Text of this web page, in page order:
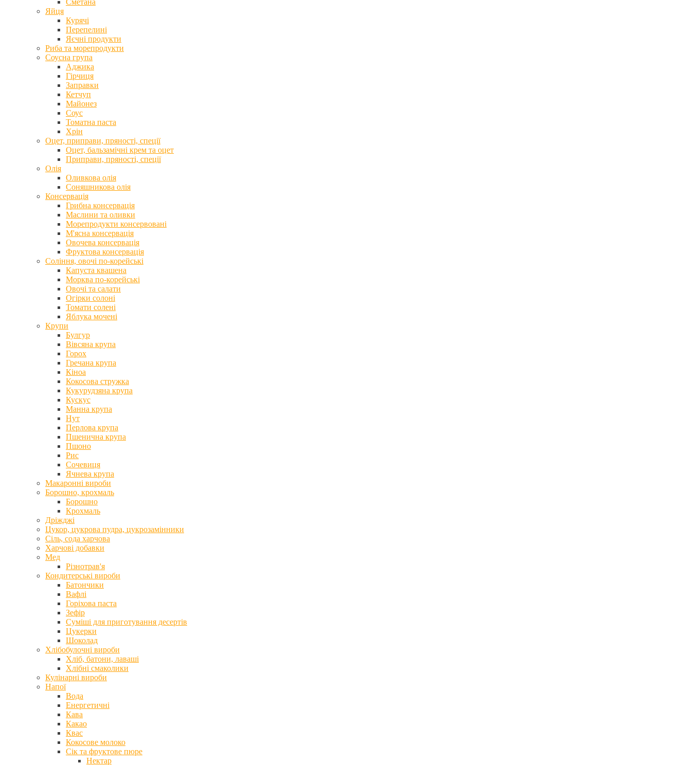
Сметана
Яйця
Курячі
Перепелині
Яєчні продукти
Риба та морепродукти
Соусна група
Аджика
Гірчиця
Заправки
Кетчуп
Майонез
Соус
Томатна паста
Хрін
Оцет, приправи, пряності, спеції
Оцет, бальзамічні крем та оцет
Приправи, пряності, спеції
Олія
Оливкова олія
Соняшникова олія
Консервація
Грибна консервація
Маслини та оливки
Морепродукти консервовані
М'ясна консервація
Овочева консервація
Фруктова консервація
Соління, овочі по-корейські
Капуста квашена
Морква по-корейські
Овочі та салати
Огірки солоні
Томати солені
Яблука мочені
Крупи
Булгур
Вівсяна крупа
Горох
Гречана крупа
Кіноа
Кокосова стружка
Кукурудзяна крупа
Кускус
Манна крупа
Нут
Перлова крупа
Пшенична крупа
Пшоно
Рис
Сочевиця
Ячнева крупа
Макаронні вироби
Борошно, крохмаль
Борошно
Крохмаль
Дріжджі
Цукор, цукрова пудра, цукрозамінники
Сіль, сода харчова
Харчові добавки
Мед
Різнотрав'я
Кондитерські вироби
Батончики
Вафлі
Горіхова паста
Зефір
Суміші для приготування десертів
Цукерки
Шоколад
Хлібобулочні вироби
Хліб, батони, лаваші
Хлібні смаколики
Кулінарні вироби
Напої
Вода
Енергетичні
Кава
Какао
Квас
Кокосове молоко
Сік та фруктове пюре
Нектар